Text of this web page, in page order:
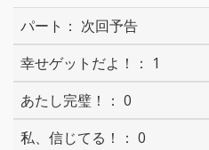
次回予告
1
0
0